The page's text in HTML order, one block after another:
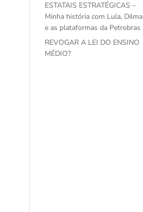
ESTATAIS ESTRATÉGICAS –
Minha história com Lula, Dilma
e as plataformas da Petrobras
REVOGAR A LEI DO ENSINO
MÉDIO?